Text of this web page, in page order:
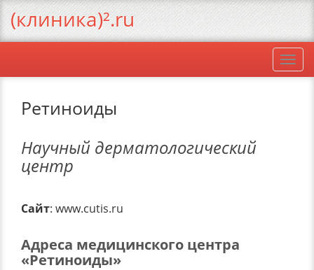
Ретиноиды
Научный дерматологический
центр
Сайт: www.cutis.ru
Адреса медицинского центра
«Ретиноиды»
(клиника)².ru